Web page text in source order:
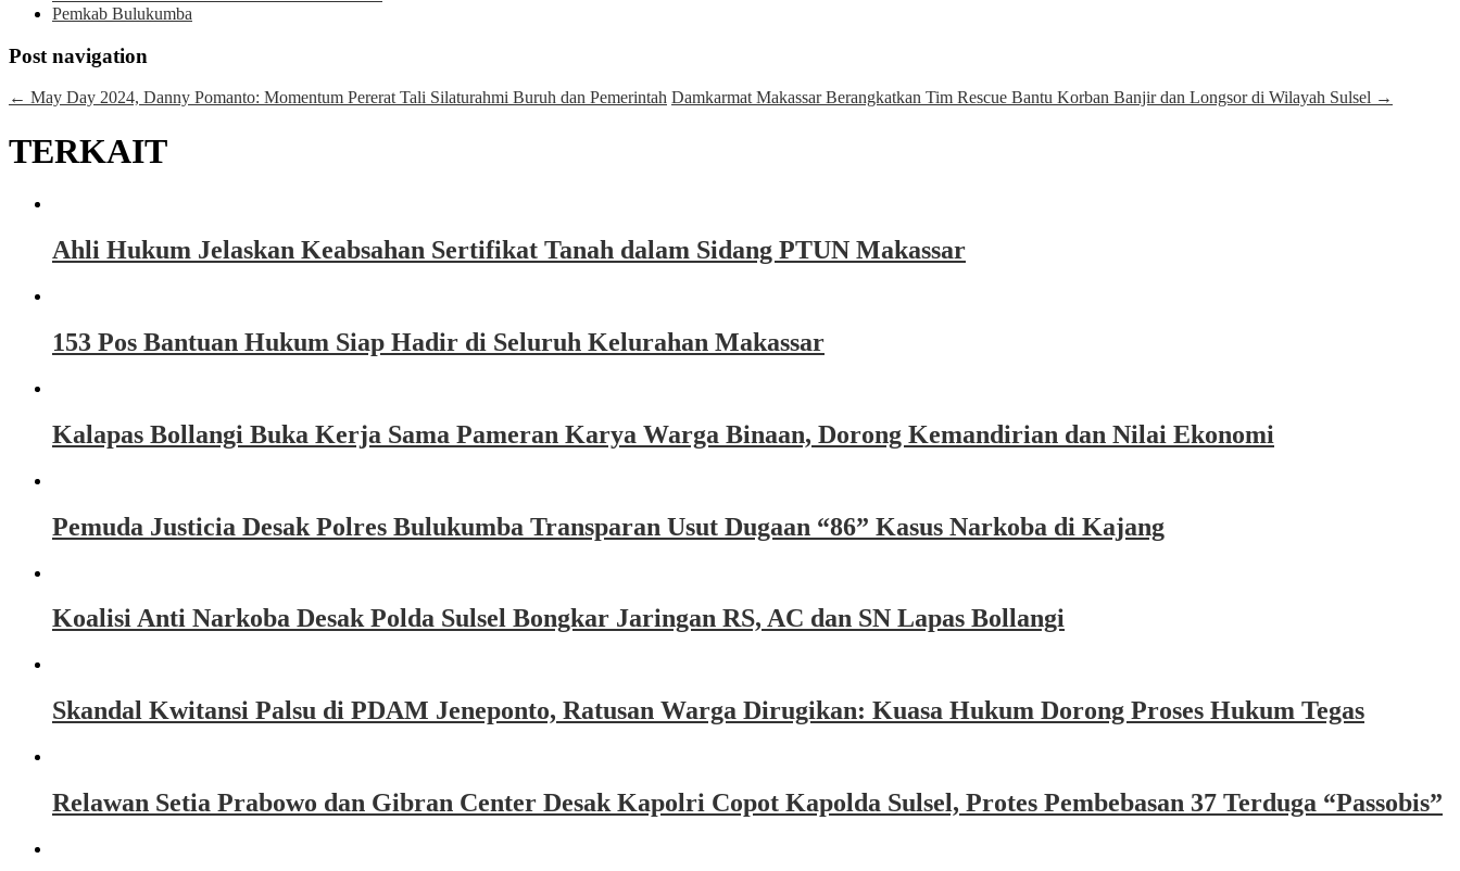
Pemkab Bulukumba
Post navigation
← May Day 2024, Danny Pomanto: Momentum Pererat Tali Silaturahmi Buruh dan Pemerintah Damkarmat Makassar Berangkatkan Tim Rescue Bantu Korban Banjir dan Longsor di Wilayah Sulsel →
TERKAIT
Ahli Hukum Jelaskan Keabsahan Sertifikat Tanah dalam Sidang PTUN Makassar
153 Pos Bantuan Hukum Siap Hadir di Seluruh Kelurahan Makassar
Kalapas Bollangi Buka Kerja Sama Pameran Karya Warga Binaan, Dorong Kemandirian dan Nilai Ekonomi
Pemuda Justicia Desak Polres Bulukumba Transparan Usut Dugaan “86” Kasus Narkoba di Kajang
Koalisi Anti Narkoba Desak Polda Sulsel Bongkar Jaringan RS, AC dan SN Lapas Bollangi
Skandal Kwitansi Palsu di PDAM Jeneponto, Ratusan Warga Dirugikan: Kuasa Hukum Dorong Proses Hukum Tegas
Relawan Setia Prabowo dan Gibran Center Desak Kapolri Copot Kapolda Sulsel, Protes Pembebasan 37 Terduga “Passobis”